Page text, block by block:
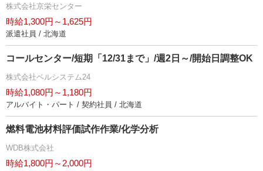
株式会社京栄センター
時給1,300円～1,625円
派遣社員 / 北海道
コールセンター/短期「12/31まで」/週2日～/開始日調整OK
株式会社ベルシステム24
時給1,080円～1,180円
アルバイト・パート / 契約社員 / 北海道
燃料電池材料評価試作作業/化学分析
WDB株式会社
時給1,800円～2,000円